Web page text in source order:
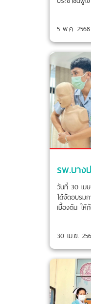
5 พ.ค. 2568
วันที่ 30 เม
ได้จัดอบรม
เบื้องต้น ใ
30 เม.ย.